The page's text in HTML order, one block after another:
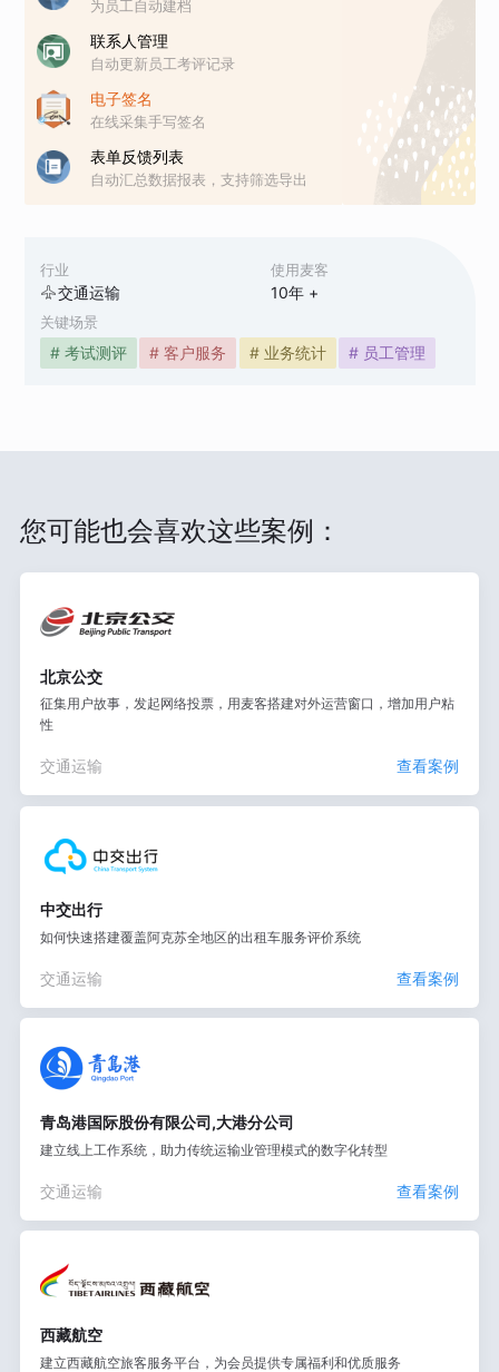
行业
交通运输
使用麦客
10年 +
关键场景
# 考试测评 # 客户服务 # 业务统计 # 员工管理
为员工自动建档
联系人管理
自动更新员工考评记录
电子签名
在线采集手写签名
表单反馈列表
自动汇总数据报表，支持筛选导出
您可能也会喜欢这些案例：
北京公交
征集用户故事，发起网络投票，用麦客搭建对外运营窗口，增加用户粘
性
交通运输 查看案例
中交出行
如何快速搭建覆盖阿克苏全地区的出租车服务评价系统
交通运输 查看案例
青岛港国际股份有限公司,大港分公司
建立线上工作系统，助力传统运输业管理模式的数字化转型
交通运输 查看案例
西藏航空
建立西藏航空旅客服务平台，为会员提供专属福利和优质服务